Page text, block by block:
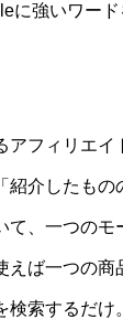
強いワー
フィリエ
介したも
、一つの
ば一つの
索するだ